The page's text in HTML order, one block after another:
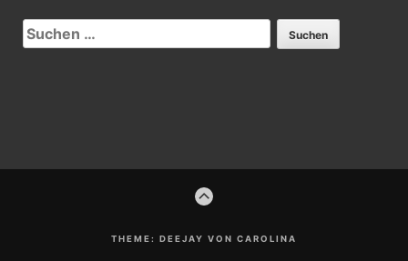
SUCHEN
NACH:
ZUM
THEME: DEEJAY VON CAROLINA